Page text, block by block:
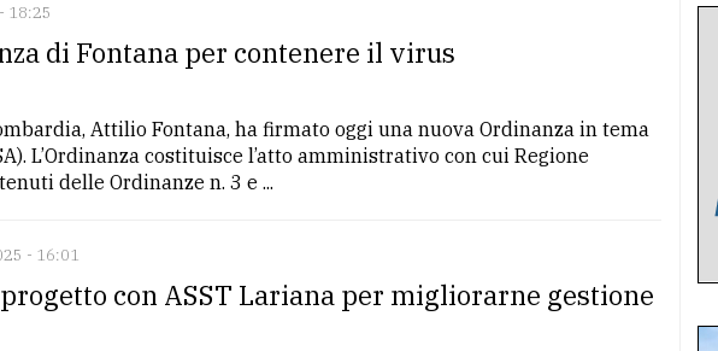
18:25
di Fontana per contenere il virus
Attilio Fontana, ha firmato oggi una nuova Ordinanza in tema
L’Ordinanza costituisce l’atto amministrativo con cui Regione
delle Ordinanze n. 3 e ...
- 16:01
con ASST Lariana per migliorarne gestione